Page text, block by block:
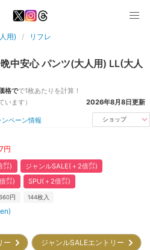
用)
リフレ
中安心 パンツ(大人用) LL(大人
格でで1枚あたりを計算！
ます）
2026年8月8日更新
ンペーン情報 ショップ
円
㌽)
ジャンルSALE(＋2倍㌽)
㌽)
SPU(＋2倍㌽)
円 144枚入
ー
ジャンルSALEエントリー